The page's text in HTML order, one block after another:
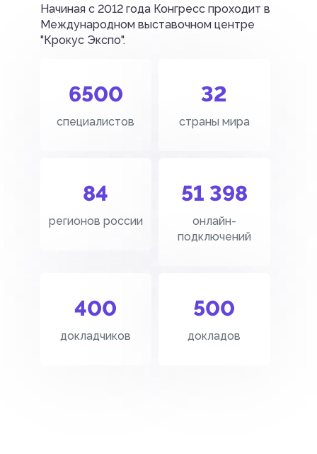
Начиная с 2012 года Конгресс проходит в
Международном выставочном центре
"Крокус Экспо".
6500
специалистов
32
страны мира
84
регионов россии
51 398
онлайн-
подключений
400
докладчиков
500
докладов